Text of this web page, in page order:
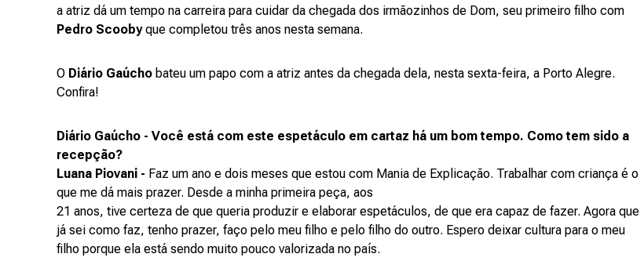
a atriz dá um tempo na carreira para cuidar da chegada dos irmãozinhos de Dom, seu primeiro filho com
Pedro Scoobyque completou três anos nesta semana.
O Diário Gaúcho bateu um papo com a atriz antes da chegada dela, nesta sexta-feira, a Porto Alegre.
Confira!
Diário Gaúcho - Você está com este espetáculo em cartaz há um bom tempo. Como tem sido a
recepção?
Luana Piovani - Faz um ano e dois meses que estou com Mania de Explicação. Trabalhar com criança é o
que me dá mais prazer. Desde a minha primeira peça, aos
21 anos, tive certeza de que queria produzir e elaborar espetáculos, de que era capaz de fazer. Agora que
já sei como faz, tenho prazer, faço pelo meu filho e pelo filho do outro. Espero deixar cultura para o meu
filho porque ela está sendo muito pouco valorizada no país.